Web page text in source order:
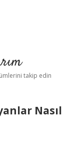
takip edin
Nasıl